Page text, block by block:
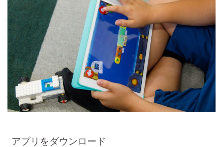
アプリをダウンロード